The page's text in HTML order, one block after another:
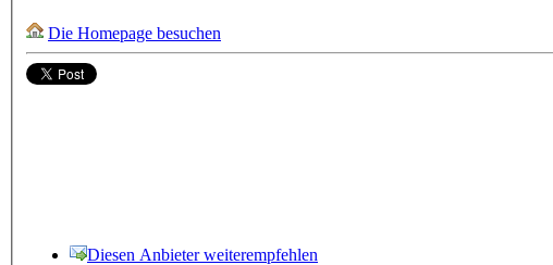
Die Homepage besuchen
Diesen Anbieter weiterempfehlen